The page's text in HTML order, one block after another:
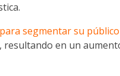
segmentar su
en un